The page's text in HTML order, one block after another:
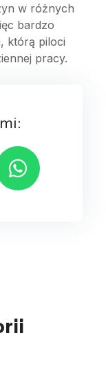
w różnych
bardzo
którą piloci
pracy.